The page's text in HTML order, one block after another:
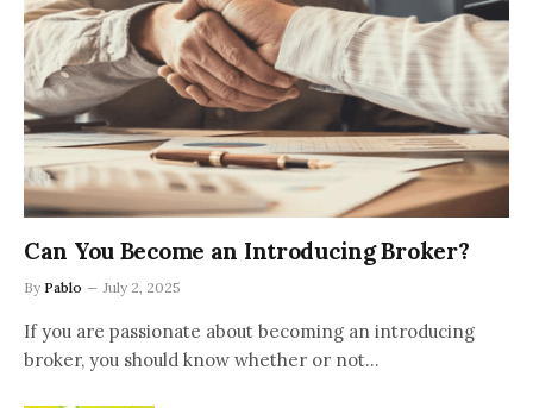
Can You Become an Introducing Broker?
By Pablo July 2, 2025
If you are passionate about becoming an introducing
broker, you should know whether or not…